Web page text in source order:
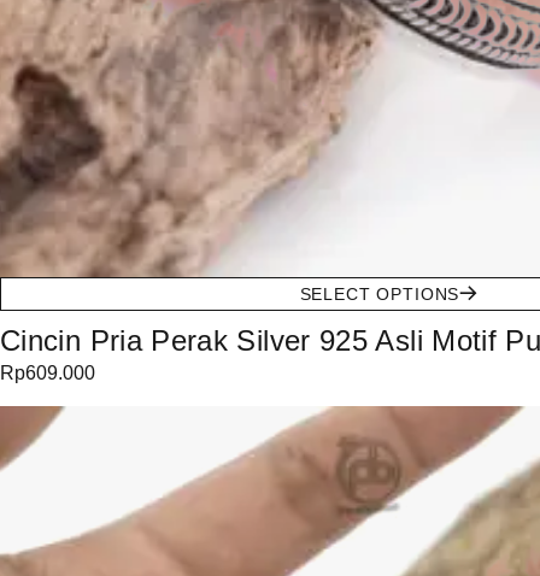
SELECT OPTIONS
Cincin Pria Perak Silver 925 Asli Motif
Rp609.000